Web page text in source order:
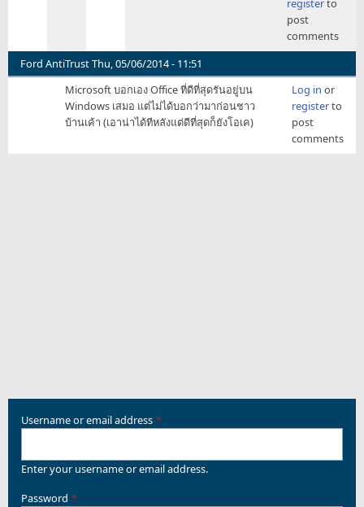
ซี้ด
ซี้ด
อะไร
ด้วย
ครับ
registerto
post
comments
Ford AntiTrustThu, 05/06/2014 - 11:51
Microsoft บอกเอง Office ที่ดีที่สุดรันอยู่บน
Windows เสมอ แต่ไม่ได้บอกว่ามาก่อนชาว
บ้านเค้า (เอาน่าได้ทีหลังแต่ดีที่สุดก็ยังโอเค)
Log in or
registerto
post
comments
Username or email address
Enter your username or email address.
Password